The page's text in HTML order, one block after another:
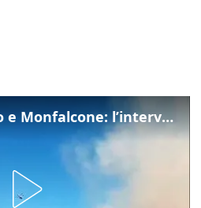
Incendio tra Duino e Monfalcone: l’intervento dei vigili del fuoco